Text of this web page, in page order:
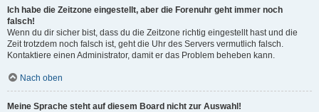
Ich habe die Zeitzone eingestellt, aber die Forenuhr geht immer noch
falsch!
Wenn du dir sicher bist, dass du die Zeitzone richtig eingestellt hast und die
Zeit trotzdem noch falsch ist, geht die Uhr des Servers vermutlich falsch.
Kontaktiere einen Administrator, damit er das Problem beheben kann.
Nach oben
Meine Sprache steht auf diesem Board nicht zur Auswahl!